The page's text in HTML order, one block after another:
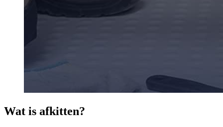
Wat is afkitten?